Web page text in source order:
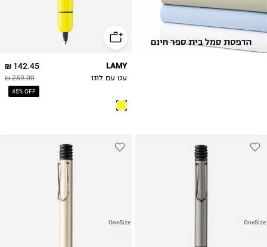
142.45 ₪
259.00 ₪
45% OFF
LAMY
עט עם לוגו
OneSize
OneSize